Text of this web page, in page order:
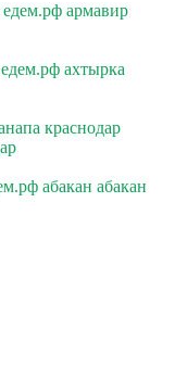
едем.рф армавир
ахтырка
краснодар
абакан абакан